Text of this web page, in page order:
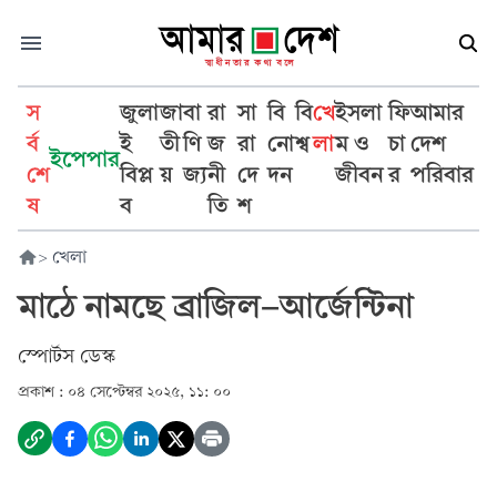
স
র্ব
শে
ষ
ইপেপার
জুলা
ই
বিপ্ল
ব
জা
তী
য়
বা
ণি
জ্য
রা
জ
নী
তি
সা
রা
দে
শ
বি
নো
দন
বি
শ্ব
খে
লা
ইসলা
ম ও
জীবন
ফি
চা
র
আমার
দেশ
পরিবার
> খেলা
মাঠে নামছে ব্রাজিল-আর্জেন্টিনা
স্পোর্টস ডেস্ক
প্রকাশ : ০৪ সেপ্টেম্বর ২০২৫, ১১: ০০